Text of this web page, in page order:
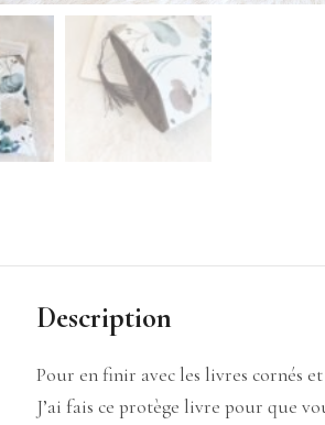
Description
Pour en finir avec les livres cornés et
J’ai fais ce protège livre pour que